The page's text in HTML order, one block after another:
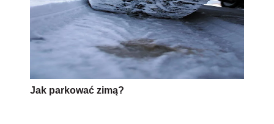
Jak parkować zimą?